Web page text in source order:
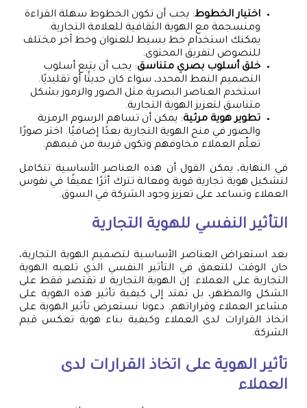
اختيار الخطوط: يجب أن تكون الخطوط سهلة القراءة
ومنسجمة مع الهوية الثقافية للعلامة التجارية.
يمكنك استخدام خط بسيط للعنوان وخط آخر مختلف
للنصوص لتفريق المحتوى.
خلق أسلوب بصري متناسق: يجب أن يتبع أسلوب
التصميم النمط المحدد، سواء كان حديثًا أو تقليديًا.
استخدم العناصر البصرية مثل الصور والرموز بشكل
متناسق لتعزيز الهوية التجارية.
تطوير هوية مرئية: يمكن أن تساهم الرسوم الرمزية
والصور في منح الهوية التجارية بعدًا إضافيًا. اختر صورًا
تعلّم العملاء مخاوفهم وتكون قريبة من قيمهم.
في النهاية، يمكن القول أن هذه العناصر الأساسية تتكامل
لتشكيل هوية تجارية قوية وفعالة تترك أثرًا عميقًا في نفوس
العملاء وتساعد على تعزيز وجود الشركة في السوق.
التأثير النفسي للهوية التجارية
بعد استعراض العناصر الأساسية لتصميم الهوية التجارية،
حان الوقت للتعمق في التأثير النفسي الذي تلعبه الهوية
التجارية على العملاء. إن الهوية التجارية لا تقتصر فقط على
الشكل والمظهر، بل تمتد إلى كيفية تأثير هذه الهوية على
مشاعر العملاء وقراراتهم. دعونا نستعرض تأثير الهوية على
اتخاذ القرارات لدى العملاء وكيفية بناء هوية تعكس قيم
الشركة.
تأثير الهوية على اتخاذ القرارات لدى
العملاء